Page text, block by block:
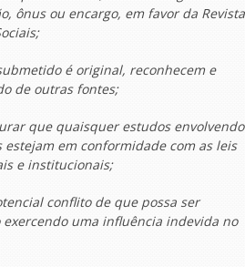
ônus ou encargo, em favor da Revista
é original, reconhecem e
de outras fontes;
que quaisquer estudos envolvendo
em conformidade com as leis
e institucionais;
conflito de que possa ser
uma influência indevida no